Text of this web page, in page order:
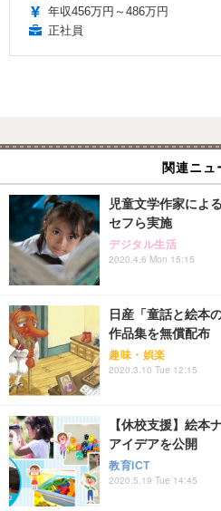
年収456万円～486万円
正社員
関連ニュ
児童文学作家によ
セフら実施
デジタル生活
2020.4.6 Mon 15:15
日産「童話と絵本
作品集を無償配布
趣味・娯楽
2020.3.10 Tue 12:15
【休校支援】絵本
アイデアを公開
教育ICT
2020.5.19 Tue 14:45